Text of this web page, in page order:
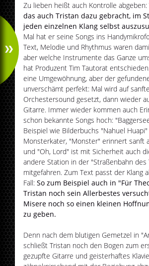
Zu lieben heißt auch Kontrolle abgeben:
das auch Tristan dazu gebracht, im
jeden einzelnen Klang selbst
Mal hat er seine Songs ins
Text, Melodie und Rhythmus waren
aber welche Instrumente das Ganze
hat Produzent Tim Tautorat
eine Umgewöhnung, aber der
unverschämt perfekt: Mal wird auf
Orchestersound gesetzt, dann wieder
Gitarre. Immer wieder kommen auch
schon bekannte Songs hoch:
Beispiel wie Bilderbuchs "Nahuel
Monsterkater, "Monster" erinnert sanft
und "Oh, Lord" ist mit Sicherheit auch
andere Station in der "Straßenbahn des
mitgefahren. Zum Text passt der Klang
Fall:So zum Beispiel auch in "Für
Tristan noch sein Allerbestes
Misere noch so einen kleinen
zu geben.
Denn nach dem blutigen Gemetzel in
schließt Tristan noch den Bogen zum
gezupfte Gitarre und geisterhaftes